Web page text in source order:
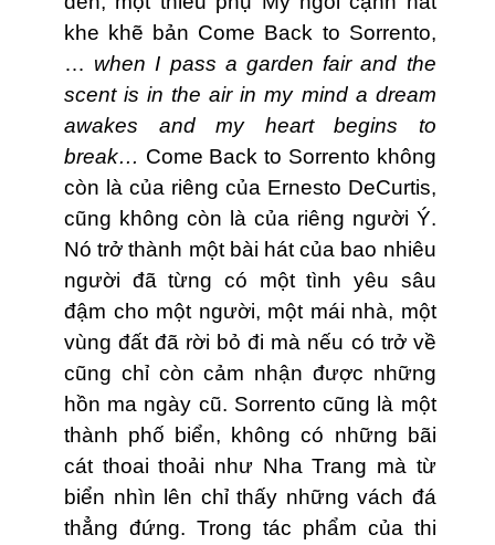
khe khẽ bản Come Back to Sorrento,
… when I pass a garden fair and the
scent is in the air in my mind a dream
awakes and my heart begins to
break… Come Back to Sorrento không
còn là của riêng của Ernesto DeCurtis,
cũng không còn là của riêng người Ý.
Nó trở thành một bài hát của bao nhiêu
người đã từng có một tình yêu sâu
đậm cho một người, một mái nhà, một
vùng đất đã rời bỏ đi mà nếu có trở về
cũng chỉ còn cảm nhận được những
hồn ma ngày cũ. Sorrento cũng là một
thành phố biển, không có những bãi
cát thoai thoải như Nha Trang mà từ
biển nhìn lên chỉ thấy những vách đá
thẳng đứng. Trong tác phẩm của thi